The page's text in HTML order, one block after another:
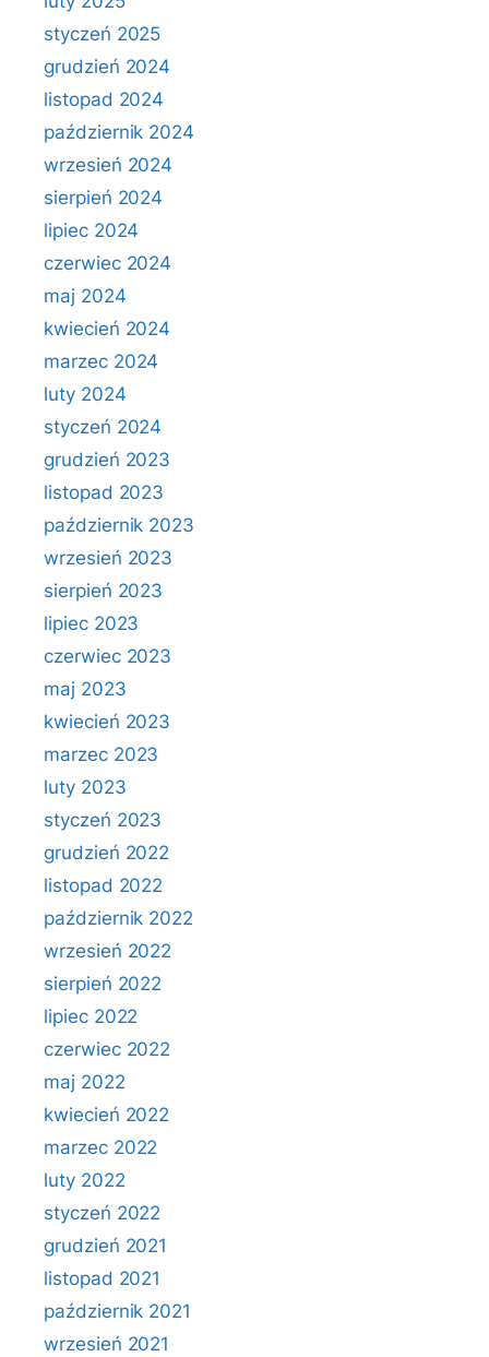
styczeń 2025
grudzień 2024
listopad 2024
październik 2024
wrzesień 2024
sierpień 2024
lipiec 2024
czerwiec 2024
maj 2024
kwiecień 2024
marzec 2024
luty 2024
styczeń 2024
grudzień 2023
listopad 2023
październik 2023
wrzesień 2023
sierpień 2023
lipiec 2023
czerwiec 2023
maj 2023
kwiecień 2023
marzec 2023
luty 2023
styczeń 2023
grudzień 2022
listopad 2022
październik 2022
wrzesień 2022
sierpień 2022
lipiec 2022
czerwiec 2022
maj 2022
kwiecień 2022
marzec 2022
luty 2022
styczeń 2022
grudzień 2021
listopad 2021
październik 2021
wrzesień 2021